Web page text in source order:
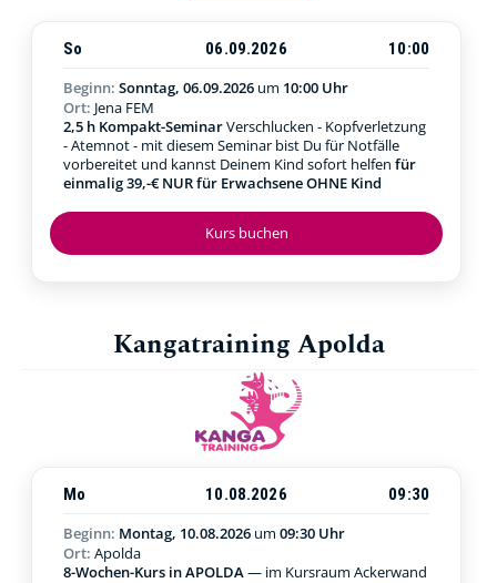
Kurs buchen
So 06.09.2026
10:00
Beginn: Sonntag, 06.09.2026 um 10:00 Uhr
Ort: Jena FEM
2,5 h Kompakt-SeminarVerschlucken - Kopfverletzung
- Atemnot - mit diesem Seminar bist Du für Notfälle
vorbereitet und kannst Deinem Kind sofort helfen für
einmalig 39,-€ NUR für Erwachsene OHNE Kind
Kangatraining Apolda
Mo 10.08.2026
09:30
Beginn: Montag, 10.08.2026 um 09:30 Uhr
Ort: Apolda
8-Wochen-Kurs in APOLDA— im Kursraum Ackerwand